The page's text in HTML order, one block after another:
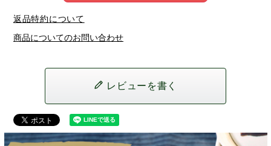
返品特約について
商品についてのお問い合わせ
レビューを書く